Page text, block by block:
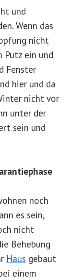
und
Wenn das
nicht
Putz ein und
Fenster
hier und da
nicht vor
unter der
sein und
noch
es sein,
nicht
Behebung
Haus gebaut
einem